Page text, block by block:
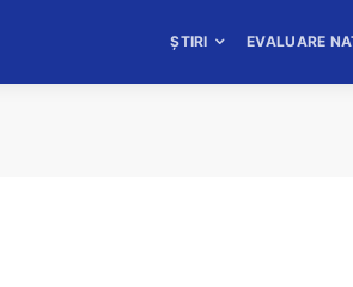
ȘTIRI EVALUARE